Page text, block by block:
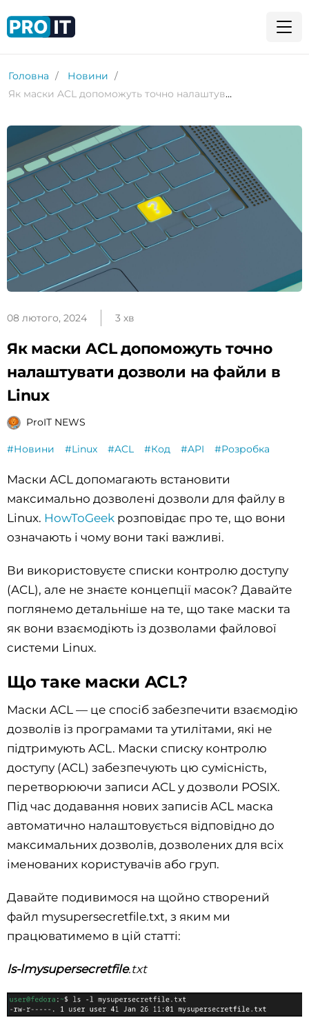
Головна
Новини
Як маски ACL допоможуть точно налаштувати дозволи на файли в Linux
08 лютого, 2024 3 хв
Як маски ACL допоможуть точно
налаштувати дозволи на файли в
Linux
ProIT NEWS
#Новини #Linux #ACL #Код #API #Розробка
Маски ACL допомагають встановити
максимально дозволені дозволи для файлу в
Linux. HowToGeek розповідає про те, що вони
означають і чому вони такі важливі.
Ви використовуєте списки контролю доступу
(ACL), але не знаєте концепції масок? Давайте
поглянемо детальніше на те, що таке маски та
як вони взаємодіють із дозволами файлової
системи Linux.
Що таке маски ACL?
Маски ACL — це спосіб забезпечити взаємодію
дозволів із програмами та утилітами, які не
підтримують ACL. Маски списку контролю
доступу (ACL) забезпечують цю сумісність,
перетворюючи записи ACL у дозволи POSIX.
Під час додавання нових записів ACL маска
автоматично налаштовується відповідно до
максимальних дозволів, дозволених для всіх
іменованих користувачів або груп.
Давайте подивимося на щойно створений
файл mysupersecretfile.txt, з яким ми
працюватимемо в цій статті:
ls-lmysupersecretfile.txt